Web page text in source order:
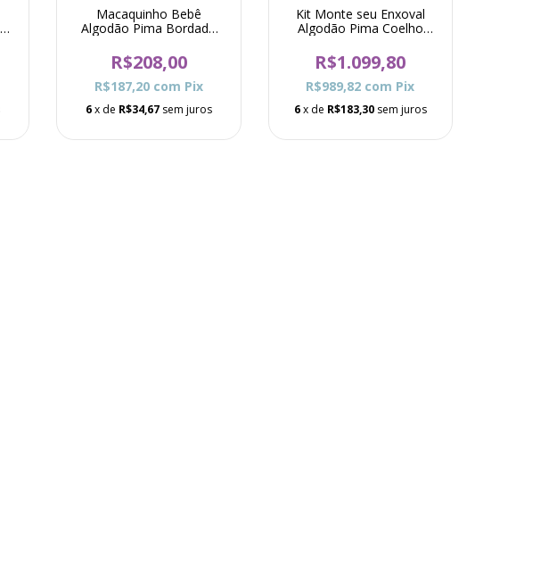
Macaquinho Bebê
Algodão Pima Bordado
R$208,00
R$187,20 com Pix
6x de R$34,67 sem juros
Kit Monte seu Enxoval
Algodão Pima Coelho
R$1.099,80
R$989,82 com Pix
6x de R$183,30 sem juros